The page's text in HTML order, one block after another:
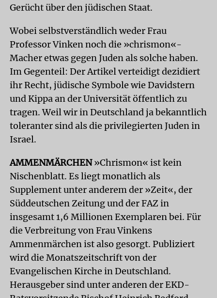
Gerücht über den jüdischen Staat.
Wobei selbstverständlich weder Frau
Professor Vinken noch die »chrismon«-
Macher etwas gegen Juden als solche haben.
Im Gegenteil: Der Artikel verteidigt dezidiert
ihr Recht, jüdische Symbole wie Davidstern
und Kippa an der Universität öffentlich zu
tragen. Weil wir in Deutschland ja bekanntlich
toleranter sind als die privilegierten Juden in
Israel.
AMMENMÄRCHEN»Chrismon« ist kein
Nischenblatt. Es liegt monatlich als
Supplement unter anderem der »Zeit«, der
Süddeutschen Zeitung und der FAZ in
insgesamt 1,6 Millionen Exemplaren bei. Für
die Verbreitung von Frau Vinkens
Ammenmärchen ist also gesorgt. Publiziert
wird die Monatszeitschrift von der
Evangelischen Kirche in Deutschland.
Herausgeber sind unter anderen der EKD-